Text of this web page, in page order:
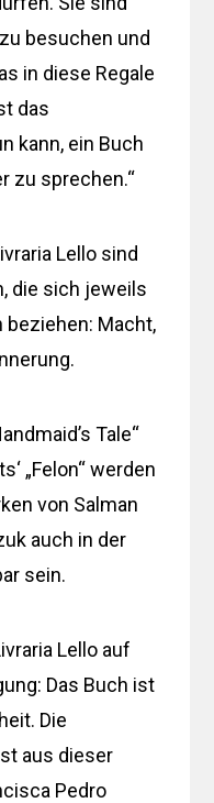
besuchen und
in diese Regale
das
kann, ein Buch
zu sprechen.“
Lello sind
die sich jeweils
Macht,
Tale“
„Felon“ werden
von Salman
auch in der
sein.
Lello auf
Das Buch ist
Die
aus dieser
Pedro